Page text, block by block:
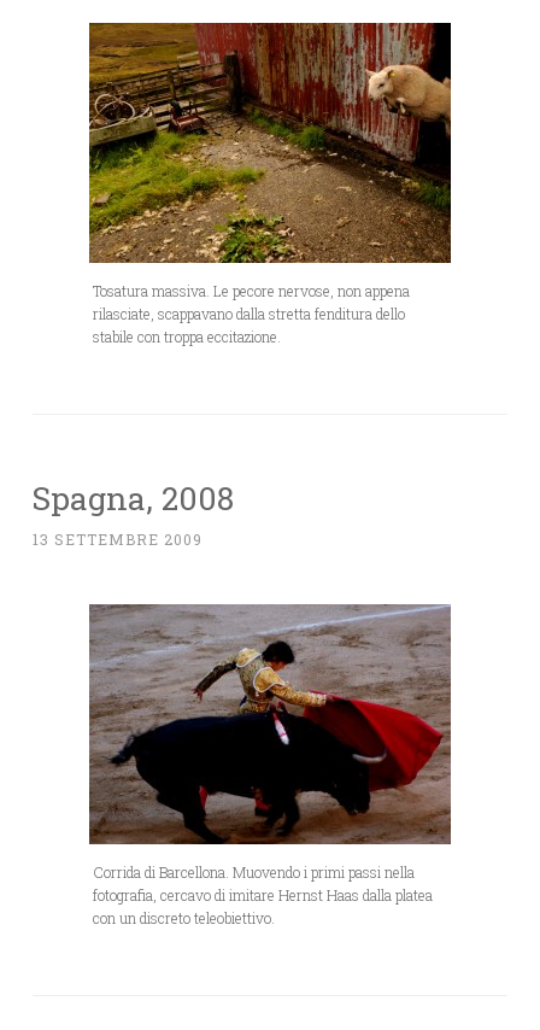
Tosatura massiva. Le pecore nervose, non appena
rilasciate, scappavano dalla stretta fenditura dello
stabile con troppa eccitazione.
Spagna, 2008
13 SETTEMBRE 2009
Corrida di Barcellona. Muovendo i primi passi nella
fotografia, cercavo di imitare Hernst Haas dalla platea
con un discreto teleobiettivo.